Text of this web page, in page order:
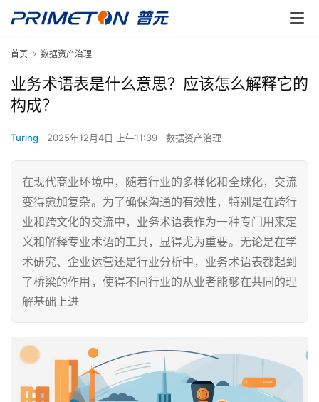
首页 数据资产治理
业务术语表是什么意思？应该怎么解释它的
构成？
Turing 2025年12月4日 上午11:39 数据资产治理
在现代商业环境中，随着行业的多样化和全球化，交流
变得愈加复杂。为了确保沟通的有效性，特别是在跨行
业和跨文化的交流中，业务术语表作为一种专门用来定
义和解释专业术语的工具，显得尤为重要。无论是在学
术研究、企业运营还是行业分析中，业务术语表都起到
了桥梁的作用，使得不同行业的从业者能够在共同的理
解基础上进